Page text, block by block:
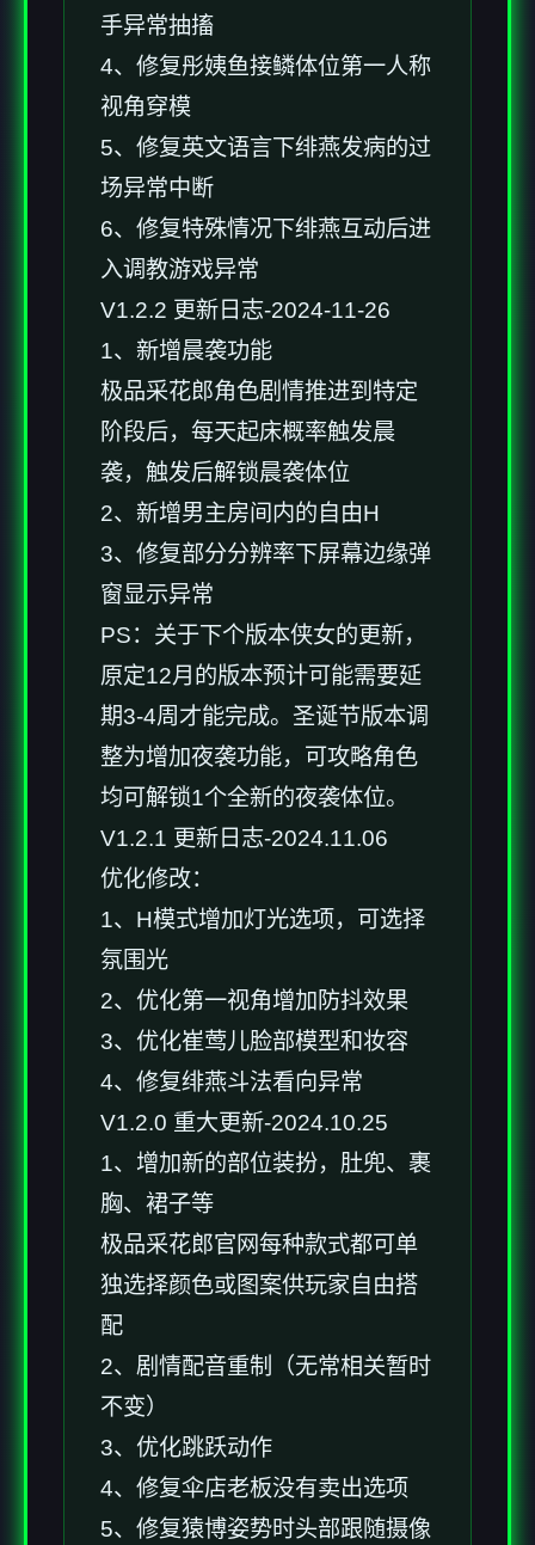
手异常抽搐
4、修复彤姨鱼接鳞体位第一人称
视角穿模
5、修复英文语言下绯燕发病的过
场异常中断
6、修复特殊情况下绯燕互动后进
入调教游戏异常
V1.2.2 更新日志-2024-11-26
1、新增晨袭功能
极品采花郎角色剧情推进到特定
阶段后，每天起床概率触发晨
袭，触发后解锁晨袭体位
2、新增男主房间内的自由H
3、修复部分分辨率下屏幕边缘弹
窗显示异常
PS：关于下个版本侠女的更新，
原定12月的版本预计可能需要延
期3-4周才能完成。圣诞节版本调
整为增加夜袭功能，可攻略角色
均可解锁1个全新的夜袭体位。
V1.2.1 更新日志-2024.11.06
优化修改：
1、H模式增加灯光选项，可选择
氛围光
2、优化第一视角增加防抖效果
3、优化崔莺儿脸部模型和妆容
4、修复绯燕斗法看向异常
V1.2.0 重大更新-2024.10.25
1、增加新的部位装扮，肚兜、裹
胸、裙子等
极品采花郎官网每种款式都可单
独选择颜色或图案供玩家自由搭
配
2、剧情配音重制（无常相关暂时
不变）
3、优化跳跃动作
4、修复伞店老板没有卖出选项
5、修复猿博姿势时头部跟随摄像